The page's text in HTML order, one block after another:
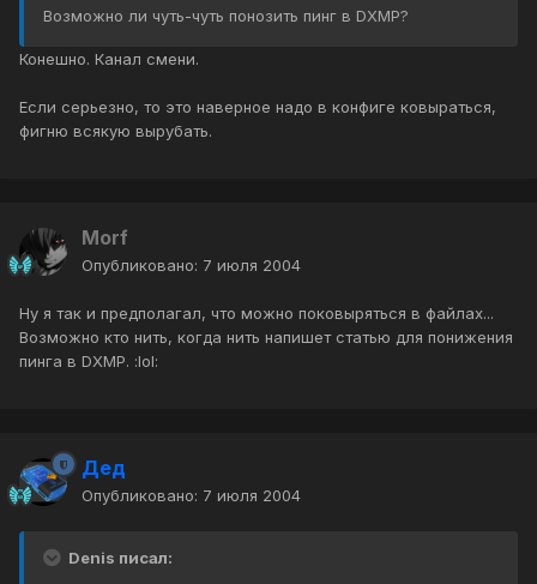
Возможно ли чуть-чуть понозить пинг в DXMP?
Конешно. Канал смени.
Если серьезно, то это наверное надо в конфиге ковыраться,
фигню всякую вырубать.
Morf
Опубликовано: 7 июля 2004
Ну я так и предполагал, что можно поковыряться в файлах...
Возможно кто нить, когда нить напишет статью для понижения
пинга в DXMP. :lol:
Дед
Опубликовано: 7 июля 2004
Denis писал: